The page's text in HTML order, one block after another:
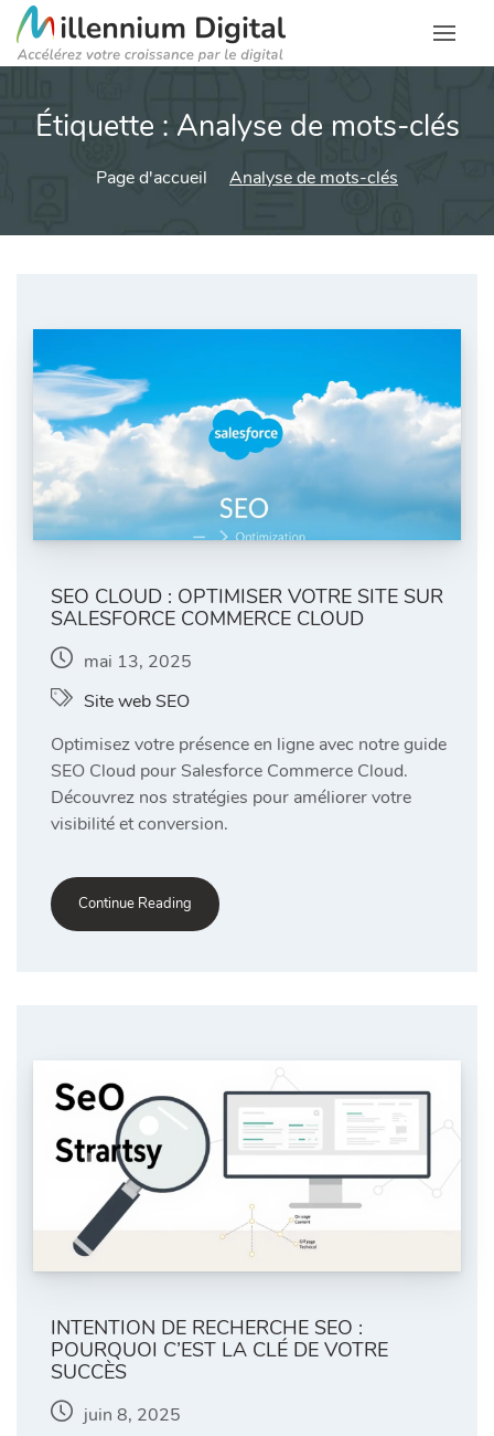
Étiquette : Analyse de mots-clés
Page d'accueil Analyse de mots-clés
SEO CLOUD : OPTIMISER VOTRE SITE SUR
SALESFORCE COMMERCE CLOUD
mai 13, 2025
Site web SEO
Optimisez votre présence en ligne avec notre guide
SEO Cloud pour Salesforce Commerce Cloud.
Découvrez nos stratégies pour améliorer votre
visibilité et conversion.
Continue Reading
INTENTION DE RECHERCHE SEO :
POURQUOI C’EST LA CLÉ DE VOTRE
SUCCÈS
juin 8, 2025